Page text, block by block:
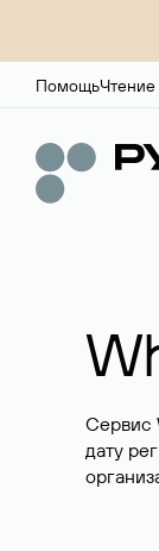
ПомощьЧтение
Сервис
дату